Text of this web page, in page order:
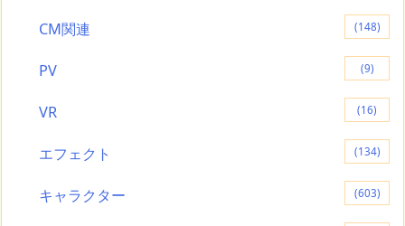
CM関連 (148)
PV (9)
VR (16)
エフェクト (134)
キャラクター (603)